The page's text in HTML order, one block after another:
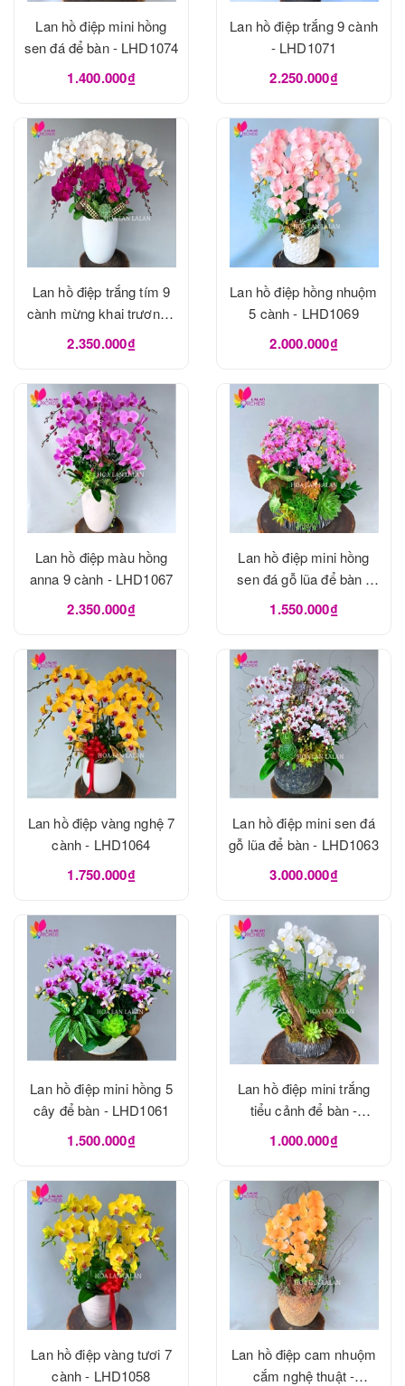
Lan hồ điệp mini hồng
sen đá để bàn - LHD1074
1.400.000₫
Lan hồ điệp trắng 9 cành
- LHD1071
2.250.000₫
Lan hồ điệp trắng tím 9
cành mừng khai trương -
LHD1070
2.350.000₫
Lan hồ điệp hồng nhuộm
5 cành - LHD1069
2.000.000₫
Lan hồ điệp màu hồng
anna 9 cành - LHD1067
2.350.000₫
Lan hồ điệp mini hồng
sen đá gỗ lũa để bàn -
LHD1065
1.550.000₫
Lan hồ điệp vàng nghệ 7
cành - LHD1064
1.750.000₫
Lan hồ điệp mini sen đá
gỗ lũa để bàn - LHD1063
3.000.000₫
Lan hồ điệp mini hồng 5
cây để bàn - LHD1061
1.500.000₫
Lan hồ điệp mini trắng
tiểu cảnh để bàn -
LHD1060
1.000.000₫
Lan hồ điệp vàng tươi 7
cành - LHD1058
Lan hồ điệp cam nhuộm
cắm nghệ thuật -